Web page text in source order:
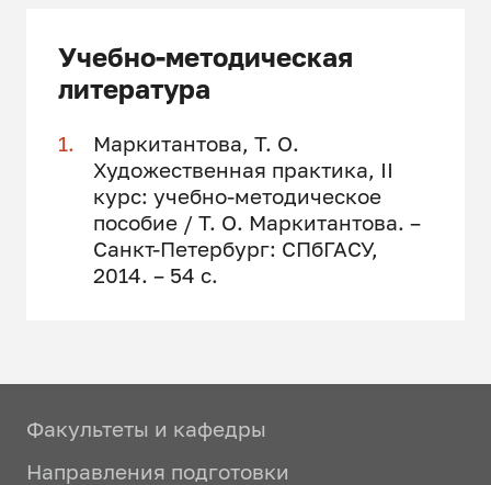
Учебно-методическая
литература
Маркитантова, Т. О.
Художественная практика, II
курс: учебно-методическое
пособие / Т. О. Маркитантова. –
Санкт-Петербург: СПбГАСУ,
2014. – 54 с.
Факультеты и кафедры
Направления подготовки